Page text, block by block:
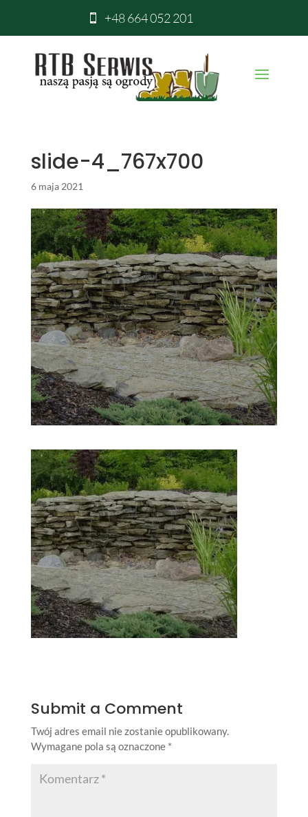
 +48 664 052 201
slide-4_767x700
6 maja 2021
Submit a Comment
Twój adres email nie zostanie opublikowany.
Wymagane pola są oznaczone *